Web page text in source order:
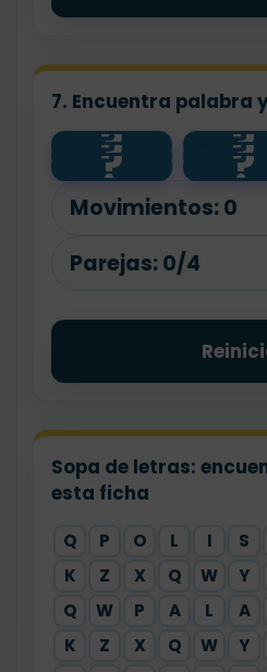
7. Encuentra palabra
?
pan ?
feliz
?
bajo ?
?
flor ?
alto
Movimientos: 0
Parejas: 0/4
Sopa de letras:
esta ficha
Q P O L I S
K
Z X Q W Y
Q
W P A L A
K
Z X Q W Y